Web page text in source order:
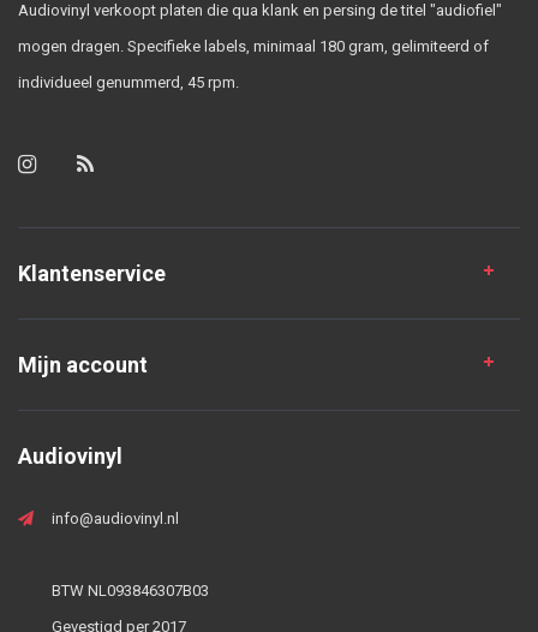
Audiovinyl verkoopt platen die qua klank en persing de titel "audiofiel"
mogen dragen. Specifieke labels, minimaal 180 gram, gelimiteerd of
individueel genummerd, 45 rpm.
Klantenservice
Mijn account
Audiovinyl
info@audiovinyl.nl
BTW NL093846307B03
Gevestigd per 2017